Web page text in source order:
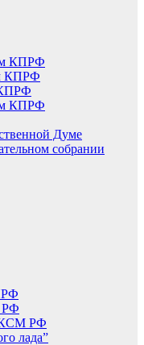
КПРФ
КПРФ
КПРФ
Думе
собрании
РФ
РФ
лада”